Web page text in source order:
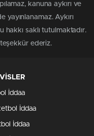
kanuna aykırı ve
Aykırı
saklı tutulmaktadır.
ederiz.
İddaa
İddaa
İddaa